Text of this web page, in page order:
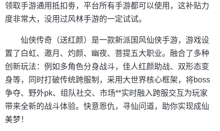
领取手游通用抵扣劵，平台所有手游都可以使用，这补贴力
度非常大，没用过风林手游的一定试试。
仙侠传奇（送红颜）是一款新派国风仙侠手游，游戏设
置了白虹、邀月、灼颜、幽夜、菩提五大职业。融合了多种
创新玩法：例如多角色分身战斗，佳人红颜助战、双形态变
身等，同时打破传统跨服制，采用大世界核心框架，将boss
争夺、野外pk、组队社交、市场**实时融入跨服交互为玩家
带来全新的战斗体验。快意恩仇，寻仙问道，助你实现成仙
美梦！